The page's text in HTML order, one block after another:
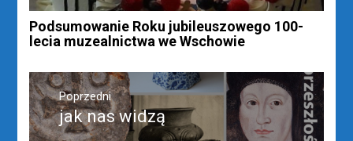
Podsumowanie Roku jubileuszowego 100-
lecia muzealnictwa we Wschowie
Nawigacja
wpisuPoprzedni
Poprzedni
wpis:
jak nas widzą